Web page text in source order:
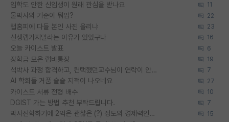
입학도 안한 신입생이 원래 관심을 받나요 11
물박사의 기준이 뭐임? 22
랩홈피에 다들 본인 사진 올리냐 23
신생랩가지말라는 이유가 있었구나 16
오늘 카이스트 발표 6
장학금 모은 랩비통장 19
석박사 과정 합격하고, 컨택했던교수님이 연락이 안됩니다... 7
AI 학회들 거품 슬슬 지적이 나오네요 27
카이스트 서류 전형 배수 10
DGIST 가는 방법 추천 부탁드립니다. 7
박사진학하기에 2억은 괜찮은 (?) 정도의 경제력인가요 15